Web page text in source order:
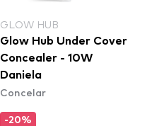
GLOW HUB
Glow Hub Under Cover
Concealer - 10W
Daniela
Concelar
-20%